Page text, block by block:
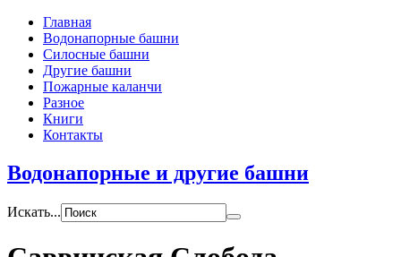
Главная
Водонапорные башни
Силосные башни
Другие башни
Пожарные каланчи
Разное
Книги
Контакты
Водонапорные и другие башни
Искать...